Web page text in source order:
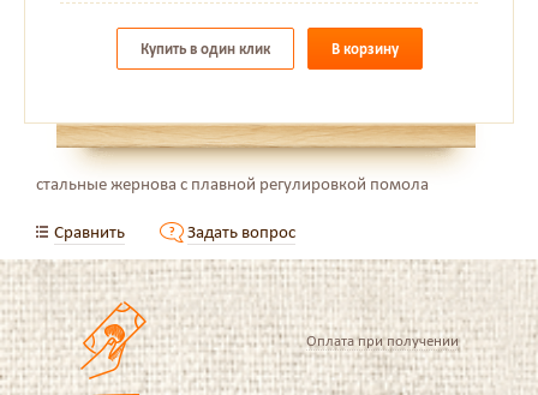
Купить в один клик В корзину
стальные жернова с плавной регулировкой помола
Сравнить Задать вопрос
Оплата при получении